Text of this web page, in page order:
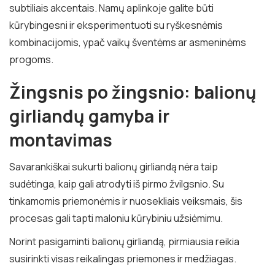
subtiliais akcentais. Namų aplinkoje galite būti
kūrybingesni ir eksperimentuoti su ryškesnėmis
kombinacijomis, ypač vaikų šventėms ar asmeninėms
progoms.
Žingsnis po žingsnio: balionų
girliandų gamyba ir
montavimas
Savarankiškai sukurti balionų girliandą nėra taip
sudėtinga, kaip gali atrodyti iš pirmo žvilgsnio. Su
tinkamomis priemonėmis ir nuosekliais veiksmais, šis
procesas gali tapti maloniu kūrybiniu užsiėmimu.
Norint pasigaminti balionų girliandą, pirmiausia reikia
susirinkti visas reikalingas priemones ir medžiagas.